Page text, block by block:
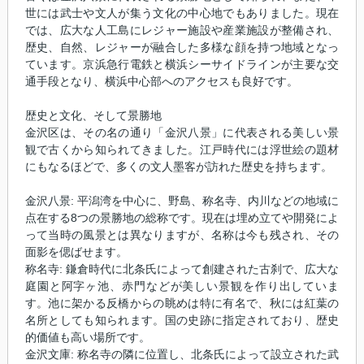
世には武士や文人が集う文化の中心地でもありました。現在
では、広大な人工島にレジャー施設や産業施設が整備され、
歴史、自然、レジャーが融合した多様な顔を持つ地域となっ
ています。京浜急行電鉄と横浜シーサイドラインが主要な交
通手段となり、横浜中心部へのアクセスも良好です。
歴史と文化、そして景勝地
金沢区は、その名の通り「金沢八景」に代表される美しい景
観で古くから知られてきました。江戸時代には浮世絵の題材
にもなるほどで、多くの文人墨客が訪れた歴史を持ちます。
金沢八景: 平潟湾を中心に、野島、称名寺、内川などの地域に
点在する8つの景勝地の総称です。現在は埋め立てや開発によ
って当時の風景とは異なりますが、名称は今も残され、その
面影を偲ばせます。
称名寺: 鎌倉時代に北条氏によって創建された古刹で、広大な
庭園と阿字ヶ池、赤門などが美しい景観を作り出していま
す。池に架かる反橋からの眺めは特に有名で、秋には紅葉の
名所としても知られます。国の史跡に指定されており、歴史
的価値も高い場所です。
金沢文庫: 称名寺の隣に位置し、北条氏によって設立された武